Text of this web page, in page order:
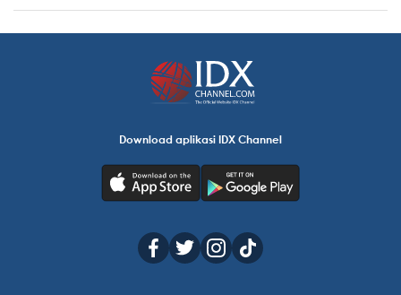
Download aplikasi IDX Channel